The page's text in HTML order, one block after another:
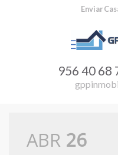
Enviar
956 40 68
ABR 26